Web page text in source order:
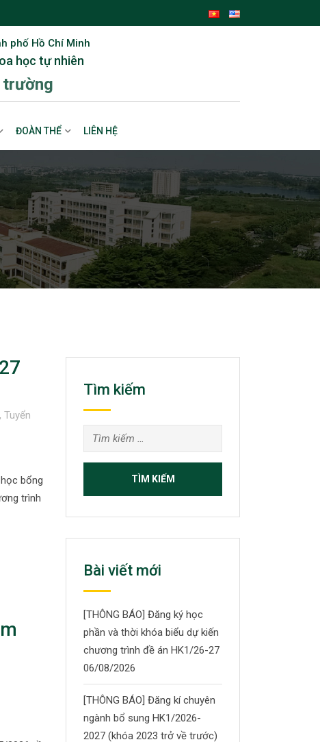
phố Hồ Chí Minh
học tự nhiên
trường
ĐOÀN THỂ LIÊN HỆ
, Tuyển
bổng
trình
Tìm kiếm
Tìm
kiếm
Bài viết mới
[THÔNG BÁO] Đăng ký học
phần và thời khóa biểu dự kiến
chương trình đề án HK1/26-27
06/08/2026
[THÔNG BÁO] Đăng kí chuyên
ngành bổ sung HK1/2026-
2027 (khóa 2023 trở về trước)